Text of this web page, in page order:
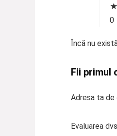
★
0
Încă nu
Fii primul
Adresa ta de
Evaluarea dvs